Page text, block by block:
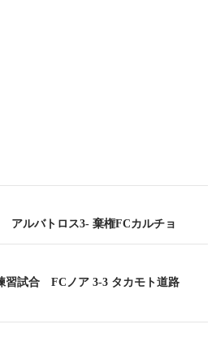
アルバトロス3- 棄権FCカルチョ
習試合 FCノア 3-3 タカモト道路